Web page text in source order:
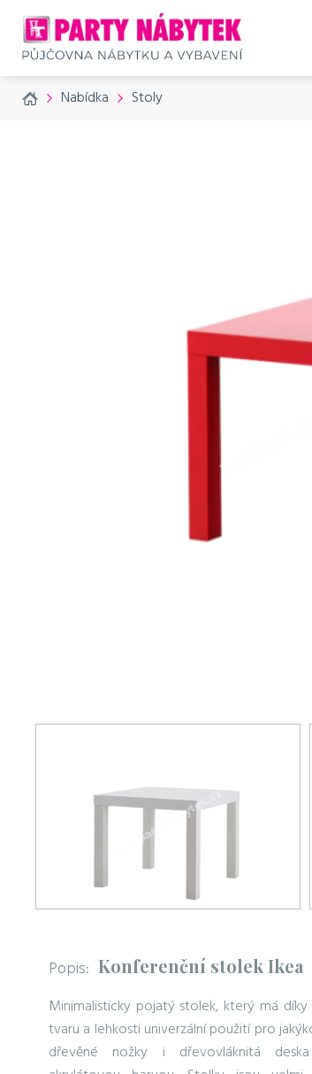
Home Nabídka Stoly
Popis: Konferenční stolek Ikea
Minimalisticky pojatý stolek, který má díky
tvaru a lehkosti univerzální použití pro
dřevěné nožky i dřevovláknitá